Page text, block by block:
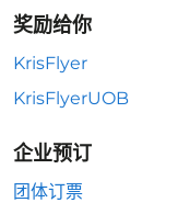
奖励给你
KrisFlyer
KrisFlyerUOB
企业预订
团体订票